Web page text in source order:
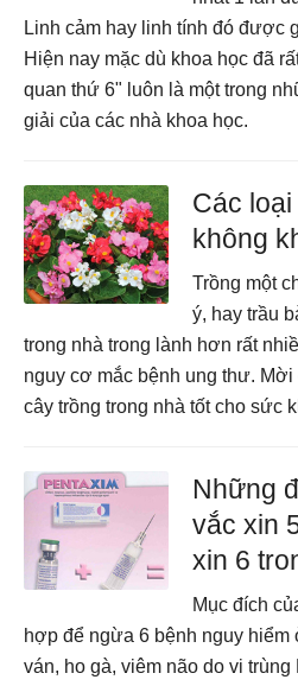
Linh cảm hay linh tính đó được
Hiện nay mặc dù khoa học đã
quan thứ 6" luôn là một trong
giải của các nhà khoa học.
Các
không
Trồng một
ý, hay trầu
trong nhà trong lành hơn rất
nguy cơ mắc bệnh ung thư.
cây trồng trong nhà tốt cho sức
Những
vắc xin
xin 6
Mục đích
hợp để ngừa 6 bệnh nguy hiểm
ván, ho gà, viêm não do vi